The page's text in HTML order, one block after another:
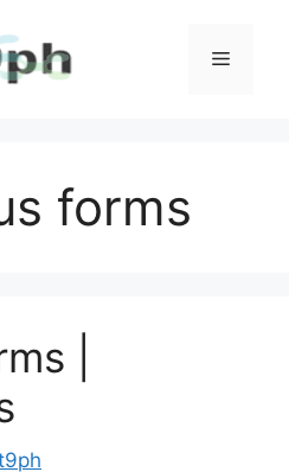
Menu
forms
|